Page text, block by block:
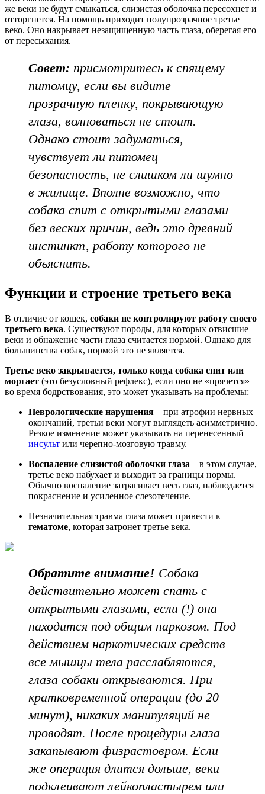
же веки не будут смыкаться, слизистая оболочка пересохнет и
отторгнется. На помощь приходит полупрозрачное третье
веко. Оно накрывает незащищенную часть глаза, оберегая его
от пересыхания.
Совет: присмотритесь к спящему
питомцу, если вы видите
прозрачную пленку, покрывающую
глаза, волноваться не стоит.
Однако стоит задуматься,
чувствует ли питомец
безопасность, не слишком ли шумно
в жилище. Вполне возможно, что
собака спит с открытыми глазами
без веских причин, ведь это древний
инстинкт, работу которого не
объяснить.
Функции и строение третьего века
В отличие от кошек, собаки не контролируют работу своего
третьего века. Существуют породы, для которых отвисшие
веки и обнажение части глаза считается нормой. Однако для
большинства собак, нормой это не является.
Третье веко закрывается, только когда собака спит или
моргает (это безусловный рефлекс), если оно не «прячется»
во время бодрствования, это может указывать на проблемы:
Неврологические нарушения – при атрофии нервных
окончаний, третьи веки могут выглядеть асимметрично.
Резкое изменение может указывать на перенесенный
инсульт или черепно-мозговую травму.
Воспаление слизистой оболочки глаза – в этом случае,
третье веко набухает и выходит за границы нормы.
Обычно воспаление затрагивает весь глаз, наблюдается
покраснение и усиленное слезотечение.
Незначительная травма глаза может привести к
гематоме, которая затронет третье века.
Обратите внимание! Собака
действительно может спать с
открытыми глазами, если (!) она
находится под общим наркозом. Под
действием наркотических средств
все мышцы тела расслабляются,
глаза собаки открываются. При
кратковременной операции (до 20
минут), никаких манипуляций не
проводят. После процедуры глаза
закапывают физрастовром. Если
же операция длится дольше, веки
подклеивают лейкопластырем или